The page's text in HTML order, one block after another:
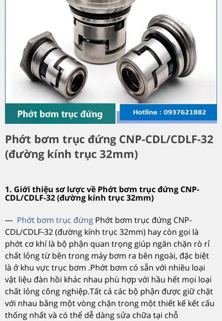
Phớt bơm trục đứng CNP-CDL/CDLF-32
(đường kính trục 32mm)
1. Giới thiệu sơ lược về Phớt bơm trục đứng CNP-
CDL/CDLF-32 (đường kính trục 32mm)
— Phớt bơm trục đứng Phớt bơm trục đứng CNP-
CDL/CDLF-32 (đường kính trục 32mm) hay còn gọi là
phớt cơ khí là bộ phận quan trọng giúp ngăn chặn rò rỉ
chất lỏng từ bên trong máy bơm ra bên ngoài, đặc biệt
là ở khu vực trục bơm .Phớt bơm có sẵn với nhiều loại
vật liệu đàn hồi khác nhau phù hợp với hầu hết mọi loại
chất lỏng công nghiệp.Tất cả các bộ phận được giữ chặt
với nhau bằng một vòng chặn trong một thiết kế kết cấu
thống nhất và có thể dễ dàng sửa chữa tại chỗ